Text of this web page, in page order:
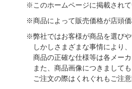
※このホームページに掲載され
※商品によって販売価格が店頭価
※弊社ではお客様が商品を選び
しかしさまざまな事情により
商品の正確な仕様等は各メー
また、商品画像につきまして
ご注文の際はくれぐれもご注